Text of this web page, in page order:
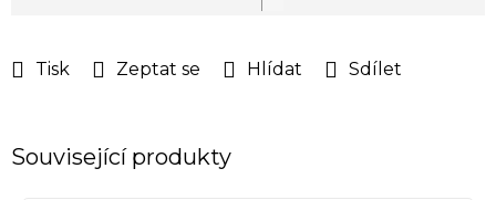
Tisk Zeptat se Hlídat Sdílet
Související produkty